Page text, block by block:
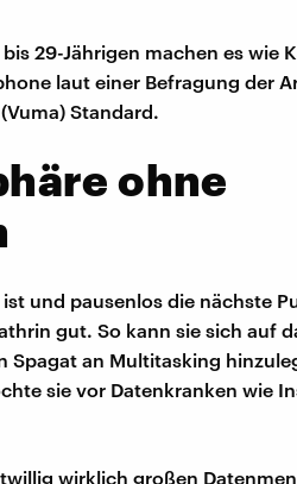
29-Jährigen machen es wie
laut einer Befragung der
Standard.
ohne
und pausenlos die nächste
gut. So kann sie sich auf
Spagat an Multitasking
sie vor Datenkranken wie
wirklich großen